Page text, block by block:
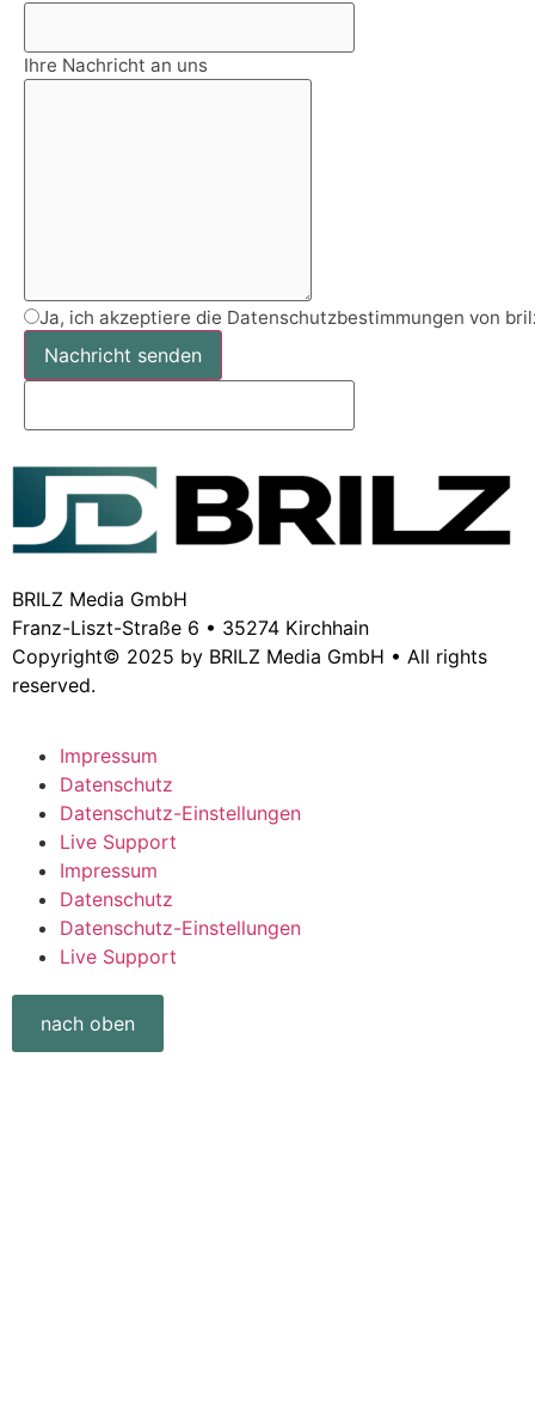
Ihre Nachricht an uns
Ja, ich akzeptiere die Datenschutzbestimmungen von
Nachricht senden
BRILZ Media GmbH
Franz-Liszt-Straße 6 • 35274 Kirchhain
Copyright© 2025 by BRILZ Media GmbH • All rights
reserved.
Impressum
Datenschutz
Datenschutz-Einstellungen
Live Support
Impressum
Datenschutz
Datenschutz-Einstellungen
Live Support
nach oben